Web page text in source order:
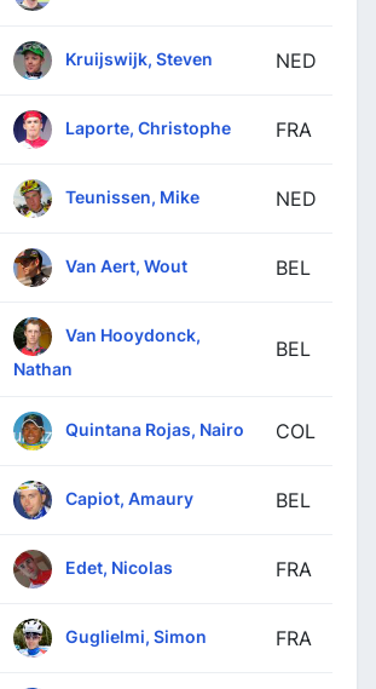
Kruijswijk, Steven NED
Laporte, Christophe FRA
Teunissen, Mike NED
Van Aert, Wout BEL
Van Hooydonck,
Nathan
BEL
Quintana Rojas, Nairo COL
Capiot, Amaury BEL
Edet, Nicolas FRA
Guglielmi, Simon FRA